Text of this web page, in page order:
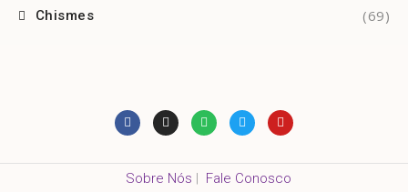
Chismes (69)
Sobre Nós | Fale Conosco